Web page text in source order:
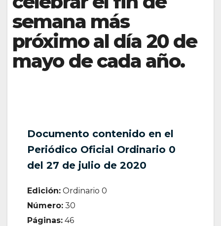
semana más
próximo al día 20 de
mayo de cada año.
Documento contenido en el
Periódico Oficial Ordinario 0
del 27 de julio de 2020
Edición: Ordinario 0
Número: 30
Páginas: 46